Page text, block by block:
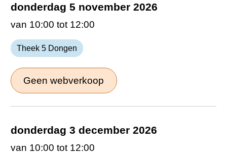
donderdag 5 november 2026
van 10:00 tot 12:00
Theek 5 Dongen
Geen webverkoop
donderdag 3 december 2026
van 10:00 tot 12:00